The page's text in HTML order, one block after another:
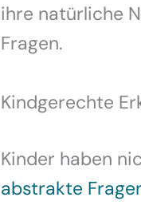
ihre natürliche
Fragen.
Kindgerechte
Kinder haben
abstrakte